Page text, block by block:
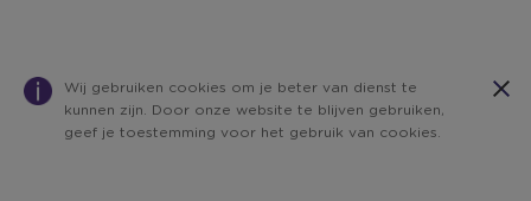
Wij gebruiken cookies om je beter van dienst te
kunnen zijn. Door onze website te blijven gebruiken,
geef je toestemming voor het gebruik van cookies.